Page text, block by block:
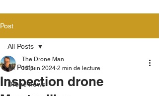
Post
All Posts
Drone news
All Posts
Inspection drone
The Drone Man
18 juin 2024 2 min de lecture